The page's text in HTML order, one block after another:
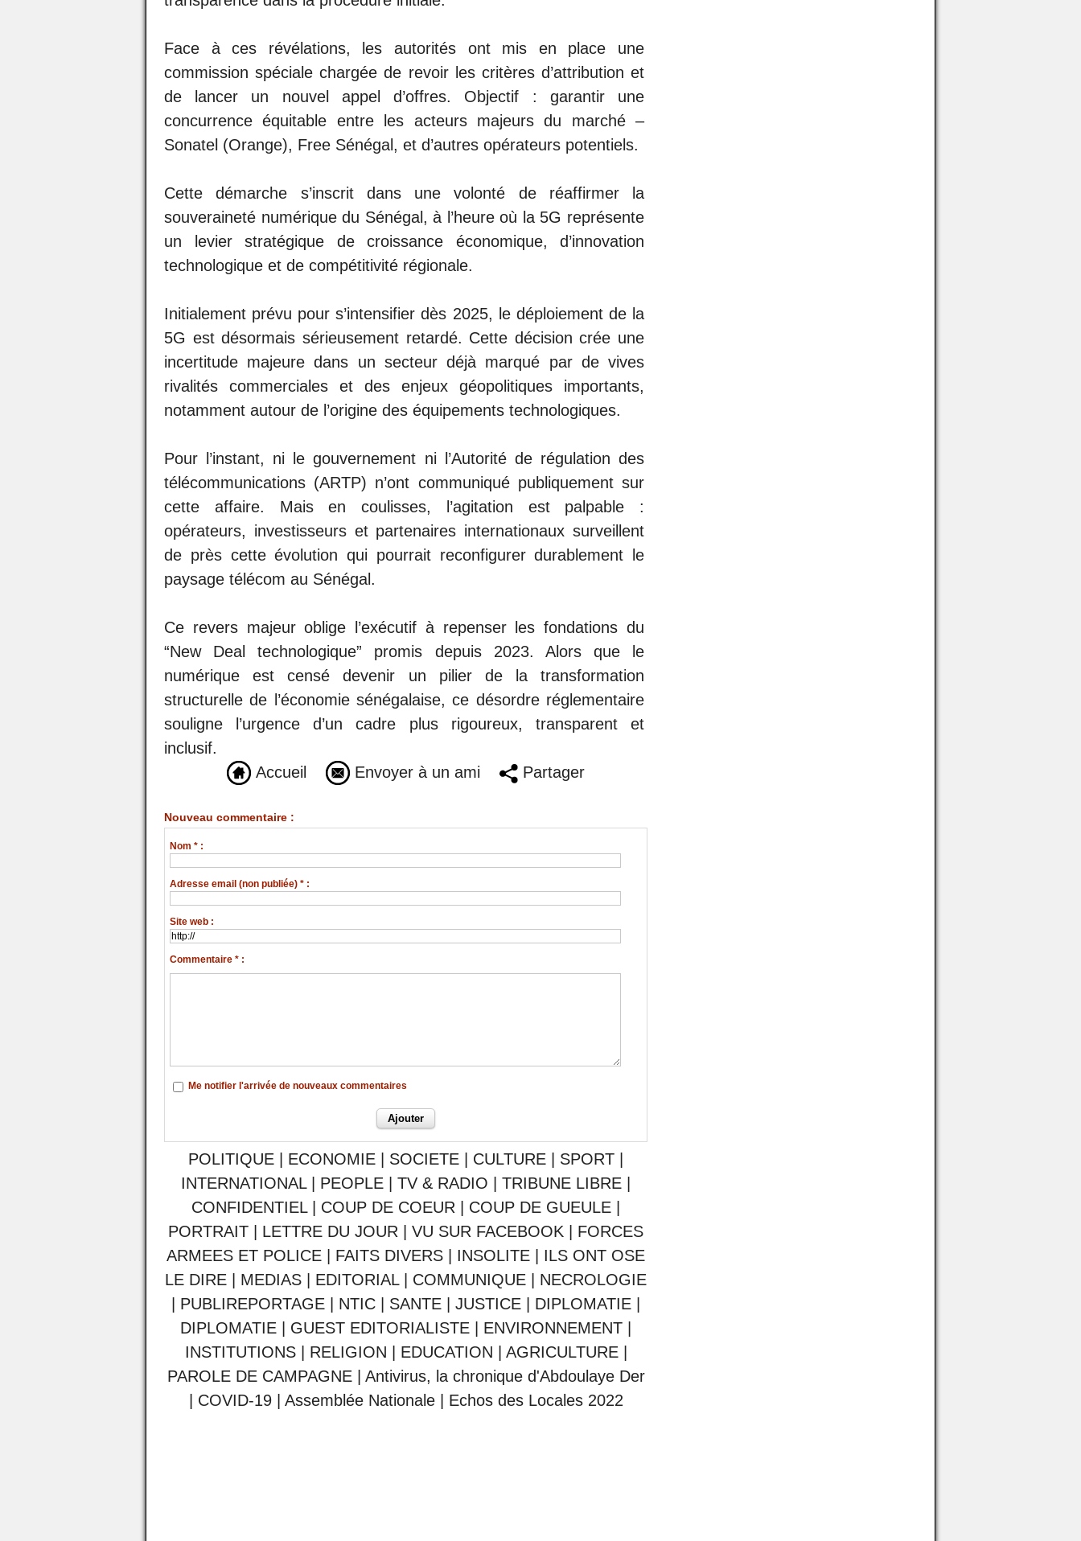
Face à ces révélations, les autorités ont mis en place une
commission spéciale chargée de revoir les critères d’attribution et
de lancer un nouvel appel d’offres. Objectif : garantir une
concurrence équitable entre les acteurs majeurs du marché –
Sonatel (Orange), Free Sénégal, et d’autres opérateurs potentiels.
Cette démarche s’inscrit dans une volonté de réaffirmer la
souveraineté numérique du Sénégal, à l’heure où la 5G représente
un levier stratégique de croissance économique, d’innovation
technologique et de compétitivité régionale.
Initialement prévu pour s’intensifier dès 2025, le déploiement de la
5G est désormais sérieusement retardé. Cette décision crée une
incertitude majeure dans un secteur déjà marqué par de vives
rivalités commerciales et des enjeux géopolitiques importants,
notamment autour de l’origine des équipements technologiques.
Pour l’instant, ni le gouvernement ni l’Autorité de régulation des
télécommunications (ARTP) n’ont communiqué publiquement sur
cette affaire. Mais en coulisses, l’agitation est palpable :
opérateurs, investisseurs et partenaires internationaux surveillent
de près cette évolution qui pourrait reconfigurer durablement le
paysage télécom au Sénégal.
Ce revers majeur oblige l’exécutif à repenser les fondations du
“New Deal technologique” promis depuis 2023. Alors que le
numérique est censé devenir un pilier de la transformation
structurelle de l’économie sénégalaise, ce désordre réglementaire
souligne l’urgence d’un cadre plus rigoureux, transparent et
inclusif.
Accueil
Envoyer à un ami Partager
Nouveau commentaire :
Nom * :
Adresse email (non publiée) * :
Site web :
Commentaire * :
Me notifier l'arrivée de nouveaux commentaires
POLITIQUE ECONOMIE SOCIETE CULTURE SPORT
INTERNATIONAL
PEOPLE TV & RADIO TRIBUNE LIBRE
CONFIDENTIEL
COUP DE COEUR COUP DE GUEULE
PORTRAIT
LETTRE DU JOUR VU SUR FACEBOOK
FORCES
ARMEES ET POLICE
FAITS DIVERS INSOLITE
ILS ONT OSE
LE DIRE
MEDIAS EDITORIAL COMMUNIQUE
NECROLOGIE
PUBLIREPORTAGE NTIC SANTE JUSTICE DIPLOMATIE
DIPLOMATIE
GUEST EDITORIALISTE ENVIRONNEMENT
INSTITUTIONS
RELIGION EDUCATION AGRICULTURE
PAROLE DE CAMPAGNE
Antivirus, la chronique d'Abdoulaye Der
COVID-19 Assemblée Nationale Echos des Locales 2022